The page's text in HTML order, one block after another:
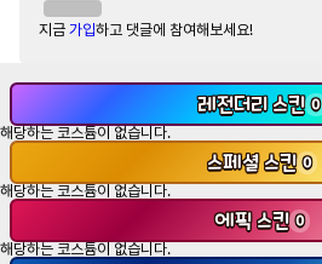
지금 가입하고 댓글에 참여해보세요!
레전더리 스킨 0
해당하는 코스튬이 없습니다.
스페셜 스킨 0
해당하는 코스튬이 없습니다.
에픽 스킨 0
해당하는 코스튬이 없습니다.